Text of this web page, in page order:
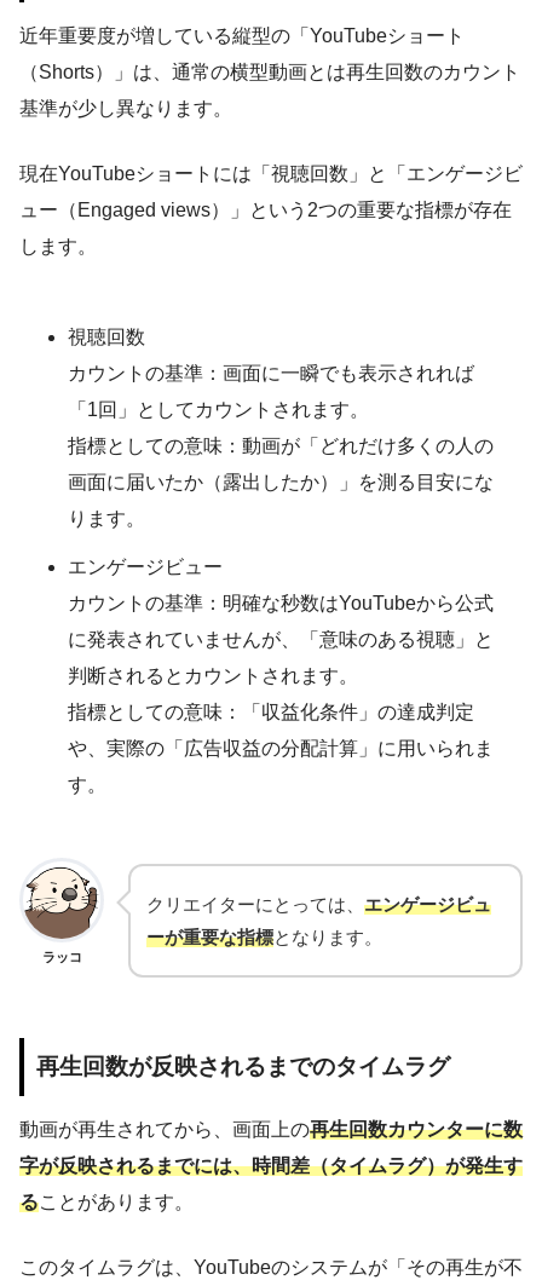
近年重要度が増している縦型の「YouTubeショート
（Shorts）」は、通常の横型動画とは再生回数のカウント
基準が少し異なります。
現在YouTubeショートには「視聴回数」と「エンゲージビ
ュー（Engaged views）」という2つの重要な指標が存在
します。
視聴回数
カウントの基準：画面に一瞬でも表示されれば
「1回」としてカウントされます。
指標としての意味：動画が「どれだけ多くの人の
画面に届いたか（露出したか）」を測る目安にな
ります。
エンゲージビュー
カウントの基準：明確な秒数はYouTubeから公式
に発表されていませんが、「意味のある視聴」と
判断されるとカウントされます。
指標としての意味：「収益化条件」の達成判定
や、実際の「広告収益の分配計算」に用いられま
す。
ラッコ
クリエイターにとっては、 エンゲージビュ
ーが重要な指標となります。
再生回数が反映されるまでのタイムラグ
動画が再生されてから、画面上の再生回数カウンターに数
字が反映されるまでには、時間差（タイムラグ）が発生す
ることがあります。
このタイムラグは、YouTubeのシステムが「その再生が不